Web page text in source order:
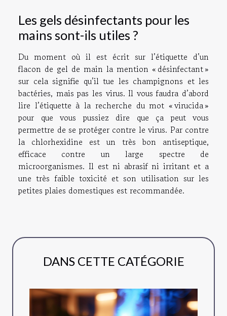
Les gels désinfectants pour les
mains sont-ils utiles ?
Du moment où il est écrit sur l’étiquette d’un
flacon de gel de main la mention « désinfectant »
sur cela signifie qu’il tue les champignons et les
bactéries, mais pas les virus. Il vous faudra d’abord
lire l’étiquette à la recherche du mot « virucida »
pour que vous pussiez dire que ça peut vous
permettre de se protéger contre le virus. Par contre
la chlorhexidine est un très bon antiseptique,
efficace contre un large spectre de
microorganismes. Il est ni abrasif ni irritant et a
une très faible toxicité et son utilisation sur les
petites plaies domestiques est recommandée.
DANS CETTE CATÉGORIE